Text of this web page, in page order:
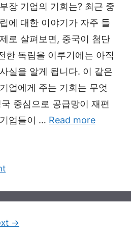
장 기업의 기회는? 최근 중
에 대한 이야기가 자주 들
로 살펴보면, 중국이 첨단
한 독립을 이루기에는 아직
실을 알게 됩니다. 이 같은
업에게 주는 기회는 무엇
중심으로 공급망이 재편
업들이 … Read more
→